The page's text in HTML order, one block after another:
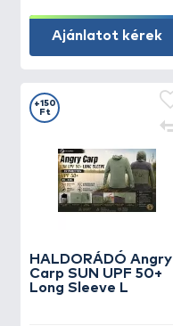
Ajánlatot kérek
HALDORÁDÓ Angry
Carp SUN UPF 50+
Long Sleeve L
+150
Ft